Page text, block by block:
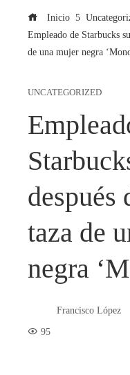
Inicio
Empleado de Starbucks
de una mujer negra
UNCATEGORIZED
después
taza de
negra
Francisco López
95